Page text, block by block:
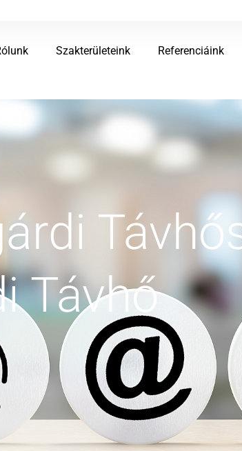
Szakterületeink Referenciáink
Távhő